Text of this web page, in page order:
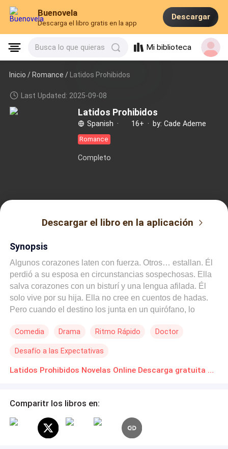
Buenovela
Descarga el libro gratis en la app
Descargar
Busca lo que quieras Mi biblioteca
Inicio /Romance / Latidos Prohibidos
Last Updated: 2025-09-08
Latidos Prohibidos
Spanish · 16+ · by: Cade Ademe
Romance
Completo
Descargar el libro en la aplicación
Synopsis
Algunos corazones laten con fuerza. Otros… estallan. Él
perdió a su esposa en circunstancias sospechosas. Ella
salva corazones con un bisturí y una lengua afilada. Él
solo vive por su hija. Ella no cree en cuentos de hadas.
Pero cuando el destino los junta en un quirófano, lo
inevitable. Una relación explosiva. Una niña que necesita
que nunca fue suyo. Secretos. Obsesión. Y un amor que
podría costarles todo.
Comedia Drama Ritmo Rápido Doctor
Desafío a las Expectativas
Latidos Prohibidos Novelas Online Descarga gratuita de PDF
Comparitr los libros en: